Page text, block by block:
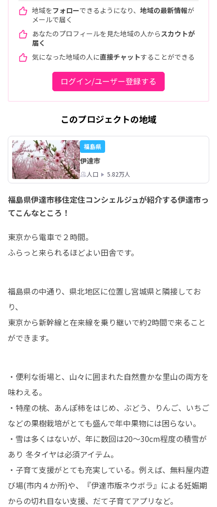
地域をフォローできるようになり、 地域の最新情報が
メールで届く
あなたのプロフィールを見た地域の人から スカウトが
届く
気になった地域の人に直接チャットすることができる
ログイン/ユーザー登録する
このプロジェクトの地域
福島県
伊達市
人口 5.82万人
福島県伊達市移住定住コンシェルジュが紹介する伊達市っ
てこんなところ！
東京から電車で２時間。
ふらっと来られるほどよい田舎です。
福島県の中通り、県北地区に位置し宮城県と隣接してお
り、
東京から新幹線と在来線を乗り継いで約2時間で来ること
ができます。
・便利な街場と、山々に囲まれた自然豊かな里山の両方を
味わえる。
・特産の桃、あんぽ柿をはじめ、ぶどう、りんご、いちご
などの果樹栽培がとても盛んで年中果物には困らない。
・雪は多くはないが、年に数回は20～30cm程度の積雪が
あり 冬タイヤは必須アイテム。
・子育て支援がとても充実している。例えば、無料屋内遊
び場(市内４か所)や、『伊達市版ネウボラ』による妊娠期
からの切れ目ない支援、だて子育てアプリなど。